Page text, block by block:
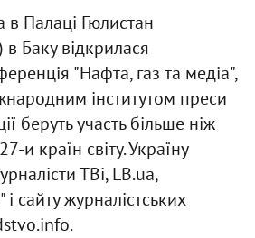
в Палаці Гюлистан
Баку відкрилася
"Нафта, газ та медіа",
інститутом преси
беруть участь більше ніж
и країн світу. Україну
ТВі, LB.ua,
сайту журналістських